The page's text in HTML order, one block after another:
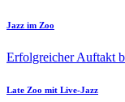
Jazz im Zoo
Erfolgreicher Auftakt
Late Zoo mit Live-Jazz